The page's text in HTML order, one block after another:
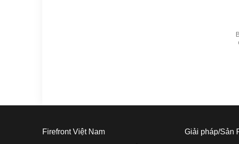
Firefront Việt Nam Giải pháp/Sản